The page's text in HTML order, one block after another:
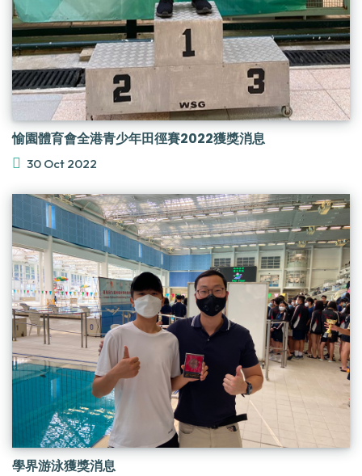
愉園體育會 全港青少年田徑賽2022獲獎消息
30 Oct 2022
學界游泳獲獎消息